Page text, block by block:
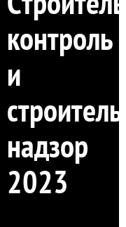
контроль
и
надзор
2023